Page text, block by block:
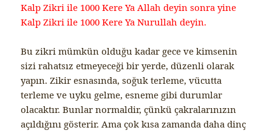
Kalp Zikri ile 1000 Kere Ya Allah deyin sonra yine
Kalp Zikri ile 1000 Kere Ya Nurullah deyin.
Bu zikri mümkün olduğu kadar gece ve kimsenin
sizi rahatsız etmeyeceği bir yerde, düzenli olarak
yapın. Zikir esnasında, soğuk terleme, vücutta
terleme ve uyku gelme, esneme gibi durumlar
olacaktır. Bunlar normaldir, çünkü çakralarınızın
açıldığını gösterir. Ama çok kısa zamanda daha dinç